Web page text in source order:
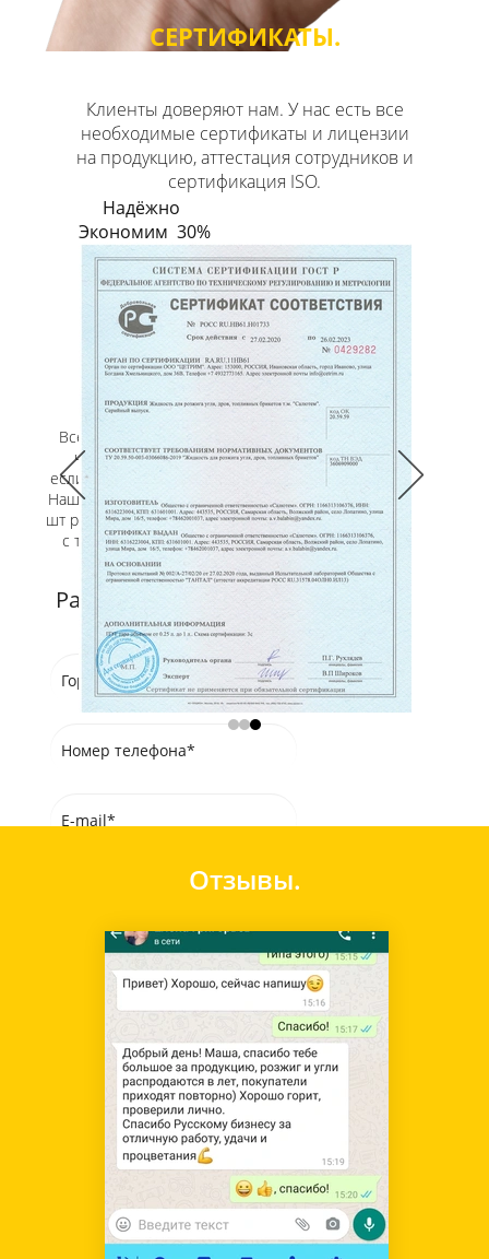
по России и СНГ
Склад в Самаре
Надёжно
Экономим 30%
Конечная точка
Уточнить стоимость доставки
помогут наши специалисты
логистической службы
Доставка по России
от 3 дней
Все грузы застрахованы, а в договоре
чётко указаны санкции, на случай,
если мы не доставим ваш заказ вовремя
Наши логисты доставили более 1 000 000
шт розжига, отправили более 5 000 машин
с товаром, Мы с экономим Вам до 30%
стоимости доставки.
Рассчитать стоимость
доставки
Рассчитать
СЕРТИФИКАТЫ.
Клиенты доверяют нам. У нас есть все
необходимые сертификаты и лицензии
на продукцию, аттестация сотрудников и
сертификация ISO.
Отзывы.